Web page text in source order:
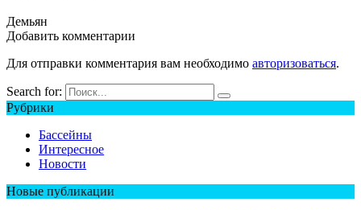
Демьян
Добавить комментарии
Для отправки комментария вам необходимо авторизоваться.
Search for:
Рубрики
Бассейны
Интересное
Новости
Новые публикации